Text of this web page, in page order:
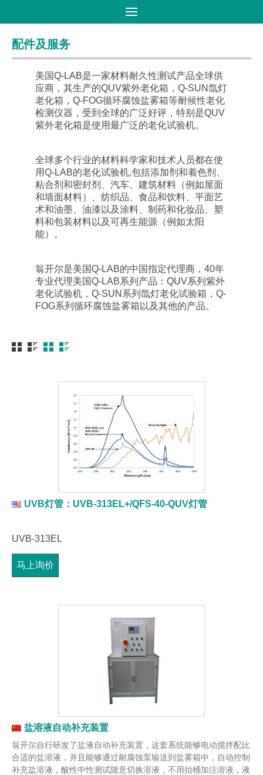
配件及服务
配件及服务
美国Q-LAB是一家材料耐久性测试产品全球供
应商，其生产的QUV紫外老化箱，Q-SUN氙灯
老化箱，Q-FOG循环腐蚀盐雾箱等耐候性老化
检测仪器，受到全球的广泛好评，特别是QUV
紫外老化箱是使用最广泛的老化试验机。
全球多个行业的材料科学家和技术人员都在使
用Q-LAB的老化试验机,包括添加剂和着色剂、
粘合剂和密封剂、汽车、建筑材料（例如屋面
和墙面材料）、纺织品、食品和饮料、平面艺
术和油墨、油漆以及涂料、制药和化妆品、塑
料和包装材料以及可再生能源（例如太阳
能）。
翁开尔是美国Q-LAB的中国指定代理商，40年
专业代理美国Q-LAB系列产品：QUV系列紫外
老化试验机，Q-SUN系列氙灯老化试验箱，Q-
FOG系列循环腐蚀盐雾箱以及其他的产品。
UVB灯管：UVB-313EL+/QFS-40-QUV灯管
UVB-313EL
马上询价
盐溶液自动补充装置
翁开尔自行研发了盐液自动补充装置，这套系统能够电动搅拌配比
合适的盐溶液，并且能够通过耐腐蚀泵输送到盐雾箱中，自动控制
补充盐溶液，酸性中性测试随意切换溶液，不用抬桶加注溶液，液